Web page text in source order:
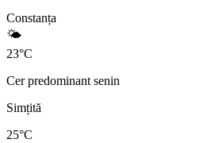
Constanța
🌤️
23°C
Cer predominant senin
Simțită
25°C